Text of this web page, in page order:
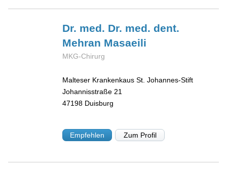
Dr. med. Dr. med. dent.
Mehran Masaeili
MKG-Chirurg
Malteser Krankenkaus St. Johannes-Stift
Johannisstraße 21
47198 Duisburg
Empfehlen Zum Profil